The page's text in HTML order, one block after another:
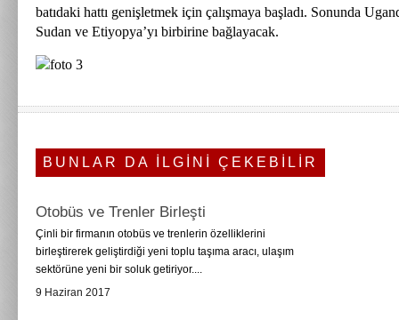
batıdaki hattı genişletmek için çalışmaya başladı. Sonunda
Sudan ve Etiyopya’yı birbirine bağlayacak.
BUNLAR DA İLGİNİ ÇEKEBİLİR
Otobüs ve Trenler Birleşti
Çinli bir firmanın otobüs ve trenlerin özelliklerini
birleştirerek geliştirdiği yeni toplu taşıma aracı, ulaşım
sektörüne yeni bir soluk getiriyor....
9 Haziran 2017